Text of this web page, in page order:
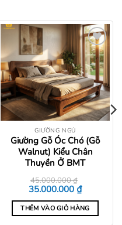
Add to
wishlist
GIƯỜNG NGỦ
Giường Gỗ Óc Chó (Gỗ
Walnut) Kiểu Chân
Thuyền Ở BMT
45.000.000₫
Giá
gốc
là:
45.000.000 ₫.
35.000.000 ₫Giá
hiện
tại
là:
THÊM VÀO GIỎ HÀNG